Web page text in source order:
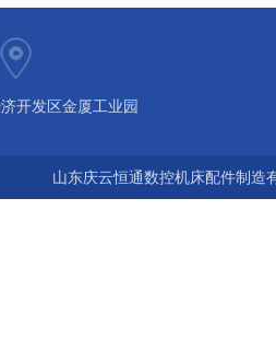
开发区金厦工业园
山东庆云恒通数控机床配件制